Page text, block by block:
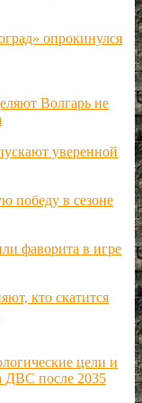
опрокинулся
Волгарь не
уверенной
победу в сезоне
фаворита в игре
кто скатится
цели и
ДВС после 2035